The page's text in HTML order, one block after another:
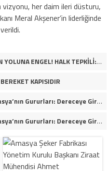
vizyonu, her daim ileri düsturu,
Meral Akşener’in liderliğinde
YETER ARTIK FERHAT İLE ŞİRİN’İN YOLUNA ENGEL! HALK TEPKİLİ: “YOLU KAPATMAK ÇÖZÜM DEĞİL, GÖREVİNİ YAP!”
KAPISIDIR
AÇI EĞİTİM KURUMLARINDA “Amasya’nın Gururları: Dereceye Giren Öğrenciler İçin Anlamlı Tören”
AÇI EĞİTİM KURUMLARINDA “Amasya’nın Gururları: Dereceye Giren Öğrenciler İçin Anlamlı Tören”